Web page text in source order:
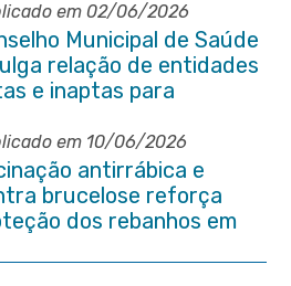
em 02/06/2026
Municipal de Saúde
relação de entidades
e inaptas para
eleitoral do
2026-2030
em 10/06/2026
antirrábica e
brucelose reforça
dos rebanhos em
rurais de